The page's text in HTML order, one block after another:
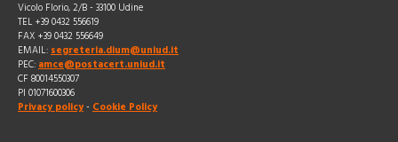
Vicolo Florio, 2/B - 33100 Udine
TEL +39 0432 556619
FAX +39 0432 556649
EMAIL: segreteria.dium@uniud.it
PEC: amce@postacert.uniud.it
CF 80014550307
PI 01071600306
Privacy policy - Cookie Policy